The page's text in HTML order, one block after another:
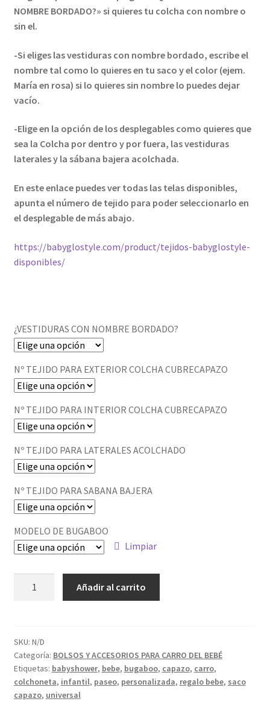
desde
hasta
€104,00
NOMBRE BORDADO?» si quieres tu colcha con nombre o
sin el.
-Si eliges las vestiduras con nombre bordado, escribe el
nombre tal como lo quieres en tu saco y el color (ejem.
María en rosa) si lo quieres sin nombre lo puedes dejar
vacío.
-Elige en la opción de los desplegables como quieres que
sea la Colcha por dentro y por fuera, las vestiduras
laterales y la sábana bajera acolchada.
En este enlace puedes ver todas las telas disponibles,
apunta el número de tejido para poder seleccionarlo en
el desplegable de más abajo.
https://babyglostyle.com/product/tejidos-babyglostyle-
disponibles/
¿VESTIDURAS CON NOMBRE BORDADO?
Nº TEJIDO PARA EXTERIOR COLCHA CUBRECAPAZO
Nº TEJIDO PARA INTERIOR COLCHA CUBRECAPAZO
Nº TEJIDO PARA LATERALES ACOLCHADO
Nº TEJIDO PARA SABANA BAJERA
MODELO DE BUGABOO
Limpiar
cantidad
Añadir al carrito
SKU: N/D
Categoría: BOLSOS Y ACCESORIOS PARA CARRO DEL BEBÉ
Etiquetas: babyshower, bebe, bugaboo, capazo, carro,
colchoneta, infantil, paseo, personalizada, regalo bebe, saco
capazo, universal